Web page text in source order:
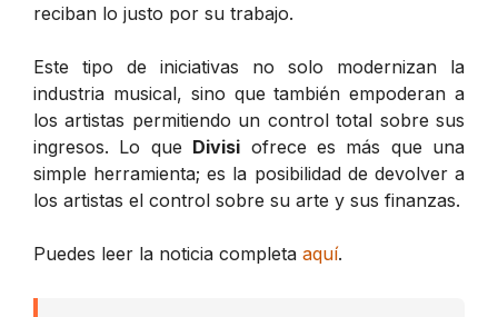
reciban lo justo por su trabajo.
Este tipo de iniciativas no solo modernizan la
industria musical, sino que también empoderan a
los artistas permitiendo un control total sobre sus
ingresos. Lo que Divisi ofrece es más que una
simple herramienta; es la posibilidad de devolver a
los artistas el control sobre su arte y sus finanzas.
Puedes leer la noticia completa aquí.